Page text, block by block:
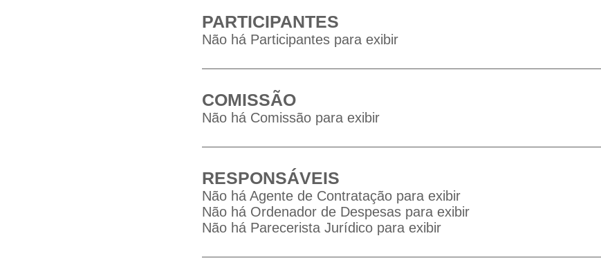
PARTICIPANTES
Não há Participantes para exibir
COMISSÃO
Não há Comissão para exibir
RESPONSÁVEIS
Não há Agente de Contratação para exibir
Não há Ordenador de Despesas para exibir
Não há Parecerista Jurídico para exibir